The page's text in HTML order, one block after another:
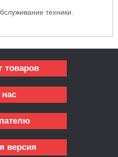
техники.
товаров
версия